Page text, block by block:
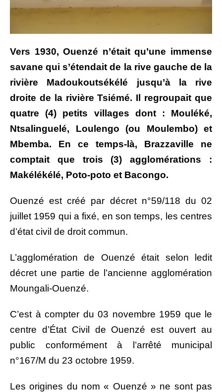
Vers 1930, Ouenzé n’était qu’une immense
savane qui s’étendait de la rive gauche de la
rivière Madoukoutsékélé jusqu’à la rive
droite de la rivière Tsiémé. Il regroupait que
quatre (4) petits villages dont : Mouléké,
Ntsalinguelé, Loulengo (ou Moulembo) et
Mbemba. En ce temps-là, Brazzaville ne
comptait que trois (3) agglomérations :
Makélékélé, Poto-poto et Bacongo.
Ouenzé est créé par décret n°59/118 du 02
juillet 1959 qui a fixé, en son temps, les centres
d’état civil de droit commun.
L’agglomération de Ouenzé était selon ledit
décret une partie de l’ancienne agglomération
Moungali-Ouenzé.
C’est à compter du 03 novembre 1959 que le
centre d’État Civil de Ouenzé est ouvert au
public conformément à l’arrêté municipal
n°167/M du 23 octobre 1959.
Les origines du nom « Ouenzé » ne sont pas